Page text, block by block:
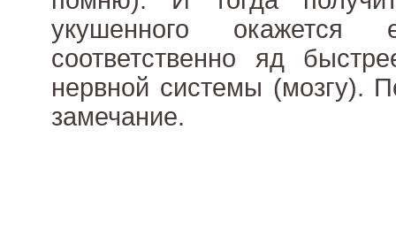
укушенного
соответственно яд
нервной системы (мозгу).
замечание.